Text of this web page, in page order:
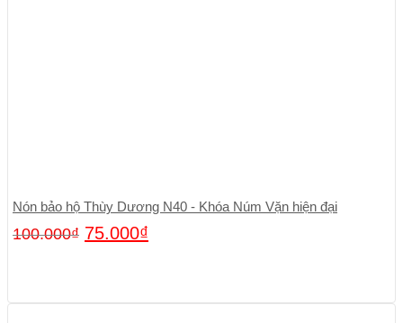
Nón bảo hộ Thùy Dương N40 - Khóa Núm Vặn hiện đại
100.000₫ 75.000₫